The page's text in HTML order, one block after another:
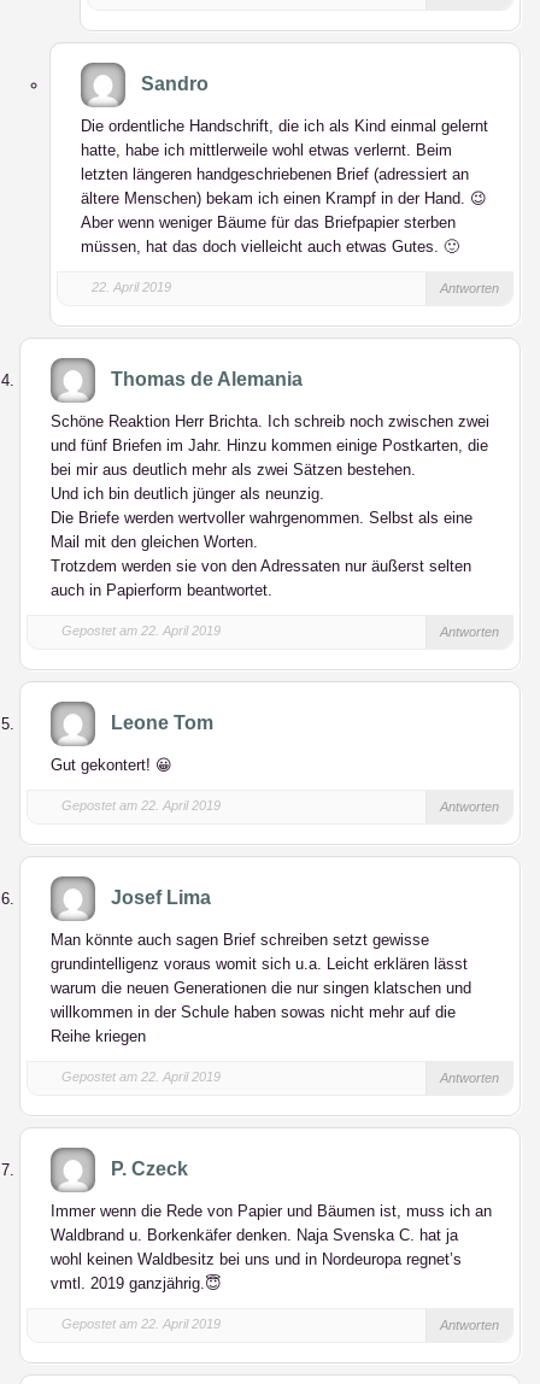
Sandro
Die ordentliche Handschrift, die ich als Kind einmal gelernt
hatte, habe ich mittlerweile wohl etwas verlernt. Beim
letzten längeren handgeschriebenen Brief (adressiert an
ältere Menschen) bekam ich einen Krampf in der Hand. 😉
Aber wenn weniger Bäume für das Briefpapier sterben
müssen, hat das doch vielleicht auch etwas Gutes. 🙂
22. April 2019 Antworten
Thomas de Alemania
Schöne Reaktion Herr Brichta. Ich schreib noch zwischen zwei
und fünf Briefen im Jahr. Hinzu kommen einige Postkarten, die
bei mir aus deutlich mehr als zwei Sätzen bestehen.
Und ich bin deutlich jünger als neunzig.
Die Briefe werden wertvoller wahrgenommen. Selbst als eine
Mail mit den gleichen Worten.
Trotzdem werden sie von den Adressaten nur äußerst selten
auch in Papierform beantwortet.
Gepostet am 22. April 2019 Antworten
Leone Tom
Gut gekontert! 😀
Gepostet am 22. April 2019 Antworten
Josef Lima
Man könnte auch sagen Brief schreiben setzt gewisse
grundintelligenz voraus womit sich u.a. Leicht erklären lässt
warum die neuen Generationen die nur singen klatschen und
willkommen in der Schule haben sowas nicht mehr auf die
Reihe kriegen
Gepostet am 22. April 2019 Antworten
P. Czeck
Immer wenn die Rede von Papier und Bäumen ist, muss ich an
Waldbrand u. Borkenkäfer denken. Naja Svenska C. hat ja
wohl keinen Waldbesitz bei uns und in Nordeuropa regnet’s
vmtl. 2019 ganzjährig.😇
Gepostet am 22. April 2019 Antworten